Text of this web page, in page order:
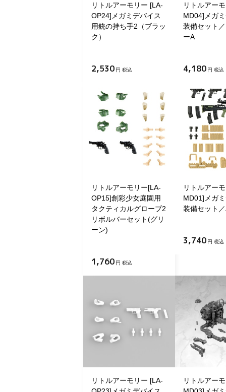
リトルアーモリー [LA-
OP24]メガミデバイス
用銃の持ち手2（ブラッ
ク）
2,530 円 税込
リトルアー
MD04]メガ
装備セット
ーA
4,180 円 税込
リトルアーモリー[LA-
OP15]創彩少女庭園用
タクティカルグローブ2
リボルバーセット(グリ
ーン)
1,760 円 税込
リトルアー
MD01]メガ
装備セット
3,740 円 税込
リトルアーモリー [LA-
リトルアー